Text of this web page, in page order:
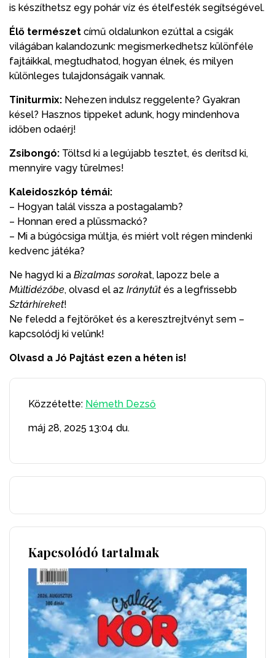
is készíthetsz egy pohár víz és ételfesték segítségével.
Élő természet című oldalunkon ezúttal a csigák
világában kalandozunk: megismerkedhetsz különféle
fajtáikkal, megtudhatod, hogyan élnek, és milyen
különleges tulajdonságaik vannak.
Tiniturmix: Nehezen indulsz reggelente? Gyakran
késel? Hasznos tippeket adunk, hogy mindenhova
időben odaérj!
Zsibongó: Töltsd ki a legújabb tesztet, és derítsd ki,
mennyire vagy türelmes!
Kaleidoszkóp témái:
– Hogyan talál vissza a postagalamb?
– Honnan ered a plüssmackó?
– Mi a búgócsiga múltja, és miért volt régen mindenki
kedvenc játéka?
Ne hagyd ki a Bizalmas sorokat, lapozz bele a
Múltidézőbe, olvasd el az Iránytűtés a legfrissebb
Sztárhíreket!
Ne feledd a fejtörőket és a keresztrejtvényt sem –
kapcsolódj ki velünk!
Olvasd a Jó Pajtást ezen a héten is!
Közzétette: Németh Dezső
máj 28, 2025 13:04 du.
Kapcsolódó tartalmak